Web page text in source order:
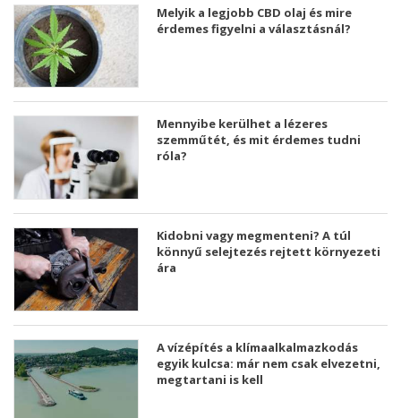
Melyik a legjobb CBD olaj és mire
érdemes figyelni a választásnál?
Mennyibe kerülhet a lézeres
szemműtét, és mit érdemes tudni
róla?
Kidobni vagy megmenteni? A túl
könnyű selejtezés rejtett környezeti
ára
A vízépítés a klímaalkalmazkodás
egyik kulcsa: már nem csak elvezetni,
megtartani is kell